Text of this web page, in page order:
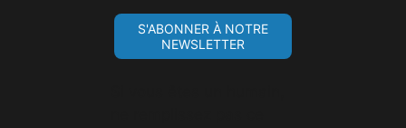
For
Newsletter
S'ABONNER À NOTRE
NEWSLETTER